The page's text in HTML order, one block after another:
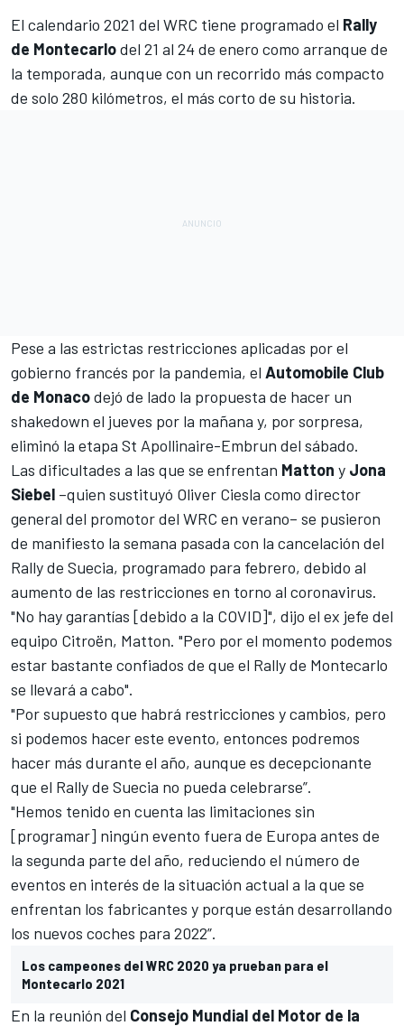
El calendario 2021 del WRC tiene programado el Rally
de Montecarlodel 21 al 24 de enero como arranque de
la temporada, aunque con un recorrido más compacto
de solo 280 kilómetros, el más corto de su historia.
Pese a las estrictas restricciones aplicadas por el
gobierno francés por la pandemia, el Automobile Club
de Monacodejó de lado la propuesta de hacer un
shakedown el jueves por la mañana y, por sorpresa,
eliminó la etapa St Apollinaire-Embrun del sábado.
Las dificultades a las que se enfrentan Matton y Jona
Siebel –quien sustituyó Oliver Ciesla como director
general del promotor del WRC en verano– se pusieron
de manifiesto la semana pasada con la cancelación del
Rally de Suecia, programado para febrero, debido al
aumento de las restricciones en torno al coronavirus.
"No hay garantías [debido a la COVID]", dijo el ex jefe del
equipo Citroën, Matton. "Pero por el momento podemos
estar bastante confiados de que el Rally de Montecarlo
se llevará a cabo".
"Por supuesto que habrá restricciones y cambios, pero
si podemos hacer este evento, entonces podremos
hacer más durante el año, aunque es decepcionante
que el Rally de Suecia no pueda celebrarse”.
"Hemos tenido en cuenta las limitaciones sin
[programar] ningún evento fuera de Europa antes de
la segunda parte del año, reduciendo el número de
eventos en interés de la situación actual a la que se
enfrentan los fabricantes y porque están desarrollando
los nuevos coches para 2022”.
Los campeones del WRC 2020 ya prueban para el
Montecarlo 2021
En la reunión del Consejo Mundial del Motor de la